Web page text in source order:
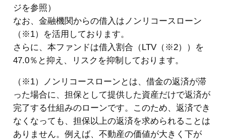
ジを参照）
なお、金融機関からの借入はノンリコースローン
（※1）を活用しております。
さらに、本ファンドは借入割合（LTV（※2））を
47.0％と抑え、リスクを抑制しております。
（※1）ノンリコースローンとは、借金の返済が滞
った場合に、担保として提供した資産だけで返済が
完了する仕組みのローンです。このため、返済でき
なくなっても、担保以上の返済を求められることは
ありません。例えば、不動産の価値が大きく下が